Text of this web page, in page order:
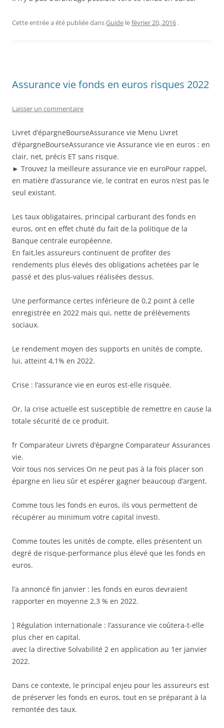
Cette entrée a été publiée dansGuide lefévrier 20, 2016 .
Assurance vie fonds en euros risques 2022
Laisser un commentaire
Livret d’épargneBourseAssurance vie Menu Livret
d’épargneBourseAssurance vie Assurance vie en euros : en
clair, net, précis ET sans risque.
► Trouvez la meilleure assurance vie en euroPour rappel,
en matière d’assurance vie, le contrat en euros n’est pas le
seul existant.
Les taux obligataires, principal carburant des fonds en
euros, ont en effet chuté du fait de la politique de la
Banque centrale européenne.
En fait,les assureurs continuent de profiter des
rendements plus élevés des obligations achetées par le
passé et des plus-values réalisées dessus.
Une performance certes inférieure de 0,2 point à celle
enregistrée en 2022 mais qui, nette de prélèvements
sociaux.
Le rendement moyen des supports en unités de compte,
lui, atteint 4,1% en 2022.
Crise : l’assurance vie en euros est-elle risquée.
Or, la crise actuelle est susceptible de remettre en cause la
totale sécurité de ce produit.
fr Comparateur Livrets d’épargne Comparateur Assurances
vie.
Voir tous nos services On ne peut pas à la fois placer son
épargne en lieu sûr et espérer gagner beaucoup d’argent.
Comme tous les fonds en euros, ils vous permettent de
récupérer au minimum votre capital investi.
Comme toutes les unités de compte, elles présentent un
degré de risque-performance plus élevé que les fonds en
euros.
l’a annoncé fin janvier : les fonds en euros devraient
rapporter en moyenne 2,3 % en 2022.
] Régulation internationale : l’assurance vie coûtera-t-elle
plus cher en capital.
avec la directive Solvabilité 2 en application au 1er janvier
2022.
Dans ce contexte, le principal enjeu pour les assureurs est
de préserver les fonds en euros, tout en se préparant à la
remontée des taux.